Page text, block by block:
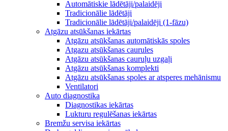
Automātiskie lādētāji/palaidēji
Tradicionālie lādētāji
Tradicionālie lādētāji/palaidēji (1-fāzu)
Atgāzu atsūkšanas iekārtas
Atgāzu atsūkšanas automātiskās spoles
Atgazu atsūkšanas caurules
Atgāzu atsūkšanas cauruļu uzgaļi
Atgāzu atsūkšanas komplekti
Atgāzu atsūkšanas spoles ar atsperes mehānismu
Ventilatori
Auto diagnostika
Diagnostikas iekārtas
Lukturu regulēšanas iekārtas
Bremžu servisa iekārtas